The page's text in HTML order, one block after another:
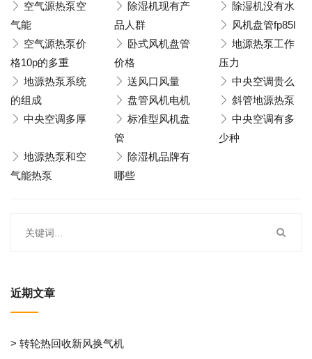
空气源热泵空
气能
除湿机现有产
品人群
除湿机没有水
风机盘管fp85l
空气源热泵价
格10p的多重
卧式风机盘管
价格
地源热泵工作
压力
地源热泵系统
的组成
送风口风量
中央空调贵么
盘管风机电机
斜管地源热泵
中央空调多厚
标准型风机盘
管
中央空调有多
少种
地源热泵和空
气能热泵
除湿机品牌有
哪些
近期文章
> 转轮热回收新风换气机